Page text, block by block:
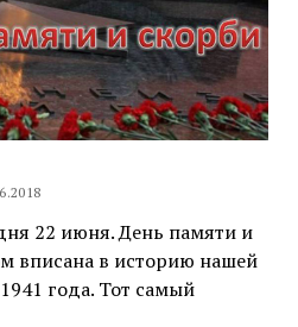
22 июня. День памяти и
вписана в историю нашей
года. Тот самый